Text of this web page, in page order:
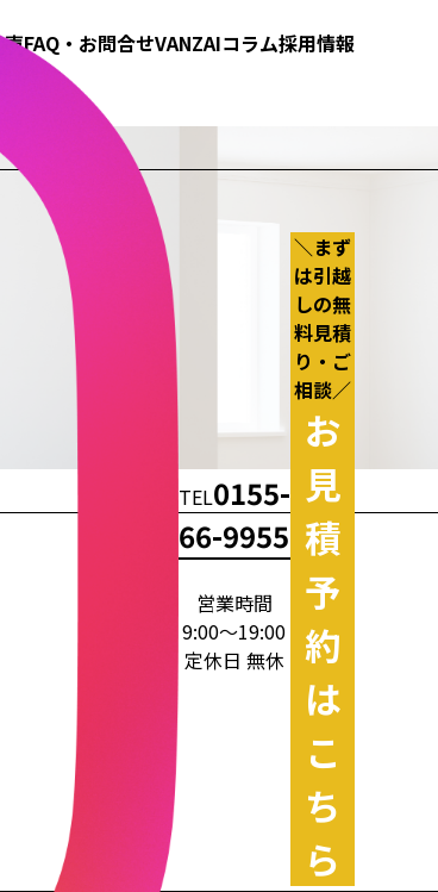
声FAQ・お問合せVANZAIコラム採用情報
TEL0155-
66-9955
営業時間
9:00～19:00
定休日 無休
＼まず
は引越
しの無
料見積
り・ご
相談／
お
見
積
予
約
は
こ
ち
ら